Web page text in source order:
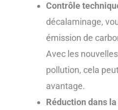
Contrôle
décalaminage,
émission de
Avec les
pollution, cela
avantage.
Réduction dans